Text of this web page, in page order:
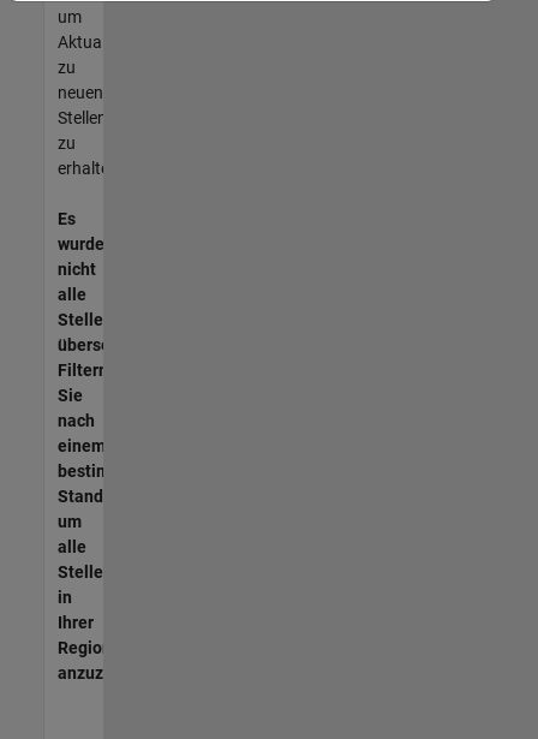
um
Aktualisierungen
zu
neuen
Stellenangeboten
zu
erhalten.
Es
wurden
nicht
alle
Stellen
übersetzt.
Filtern
Sie
nach
einem
bestimmten
Standort,
um
alle
Stellenangebote
in
Ihrer
Region
anzuzeigen.